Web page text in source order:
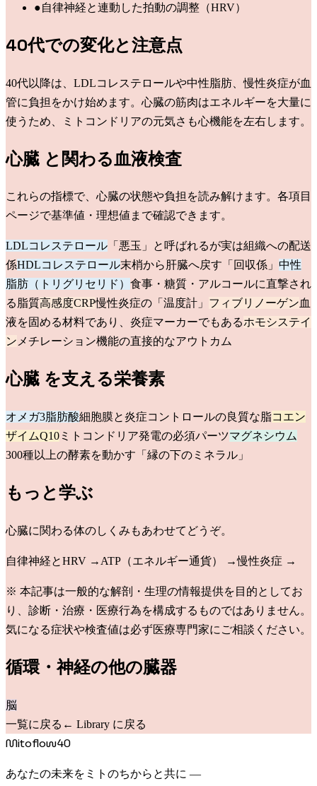
●自律神経と連動した拍動の調整（HRV）
40代での変化と注意点
40代以降は、LDLコレステロールや中性脂肪、慢性炎症が血
管に負担をかけ始めます。心臓の筋肉はエネルギーを大量に
使うため、ミトコンドリアの元気さも心機能を左右します。
心臓 と関わる血液検査
これらの指標で、 心臓の状態や負担を読み解けます。各項目
ページで基準値・理想値まで確認できます。
LDLコレステロール 「悪玉」と呼ばれるが実は組織への配送
係HDLコレステロール末梢から肝臓へ戻す「回収係」 中性
脂肪（トリグリセリド） 食事・糖質・アルコールに直撃され
る脂質高感度CRP慢性炎症の「温度計」 フィブリノーゲン血
液を固める材料であり、炎症マーカーでもあるホモシステイ
ンメチレーション機能の直接的なアウトカム
心臓 を支える栄養素
オメガ3脂肪酸細胞膜と炎症コントロールの良質な脂コエン
ザイムQ10 ミトコンドリア発電の必須パーツマグネシウム
300種以上の酵素を動かす「縁の下のミネラル」
もっと学ぶ
心臓に関わる体のしくみもあわせてどうぞ。
自律神経とHRV → ATP（エネルギー通貨） →慢性炎症 →
※ 本記事は一般的な解剖・生理の情報提供を目的としてお
り、診断・治療・医療行為を構成するものではありません。
気になる症状や検査値は必ず医療専門家にご相談ください。
循環・神経の他の臓器
脳
一覧に戻る ← Library に戻る
Mitoflow40
あなたの未来をミトのちからと共に —